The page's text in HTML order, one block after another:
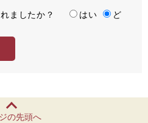
れましたか？ はい
ど
の先頭へ